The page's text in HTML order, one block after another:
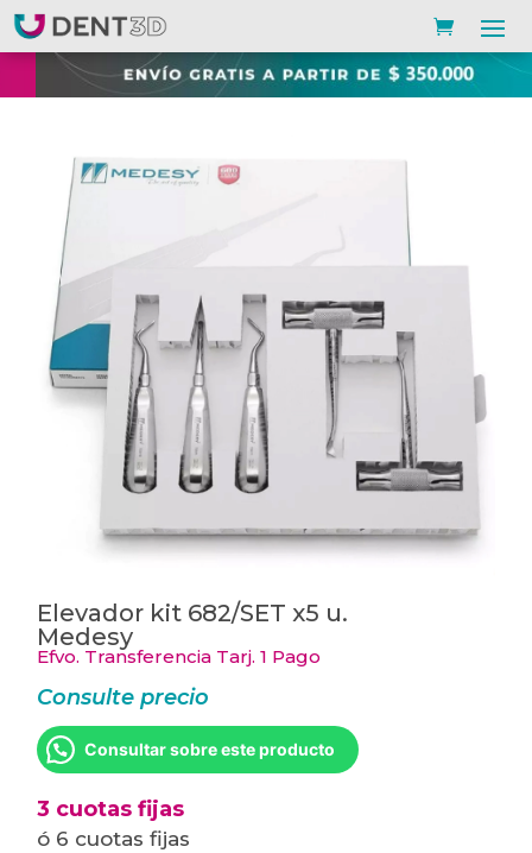
Elevador kit 682/SET x5 u.
Medesy
Efvo. Transferencia Tarj. 1 Pago
Consulte precio
Consultar sobre este producto
3 cuotas fijas
ó 6 cuotas fijas